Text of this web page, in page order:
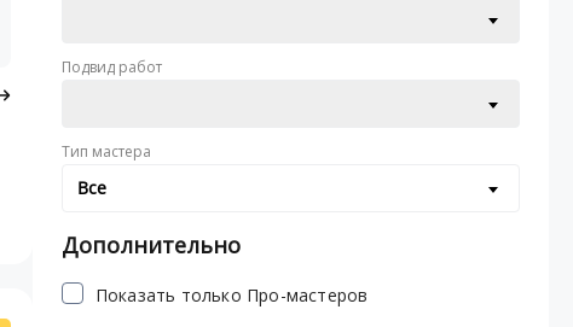
Подвид работ
Тип мастера
Все
Дополнительно
Показать только Про-мастеров